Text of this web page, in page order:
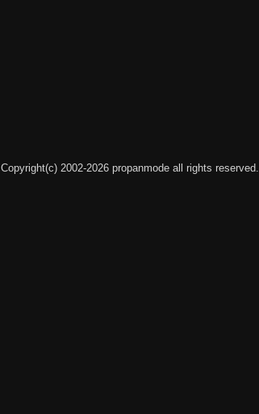
Copyright(c) 2002-2026 propanmode all rights reserved.